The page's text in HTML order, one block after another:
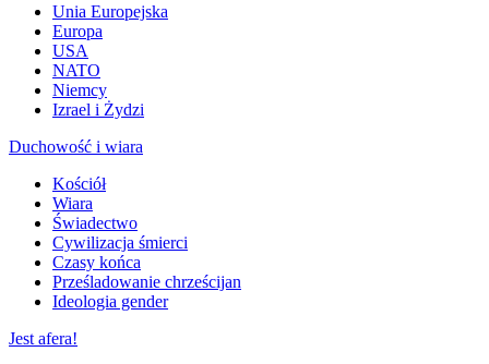
Unia Europejska
Europa
USA
NATO
Niemcy
Izrael i Żydzi
Duchowość i wiara
Kościół
Wiara
Świadectwo
Cywilizacja śmierci
Czasy końca
Prześladowanie chrześcijan
Ideologia gender
Jest afera!